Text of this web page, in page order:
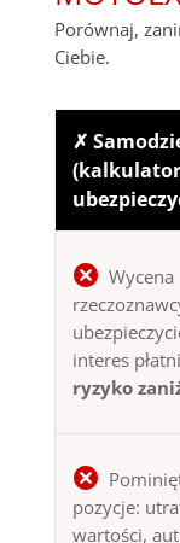
Porównaj,
Ciebie.
✗
Wycena
interes
ryzyko
pozycje:
wartości,